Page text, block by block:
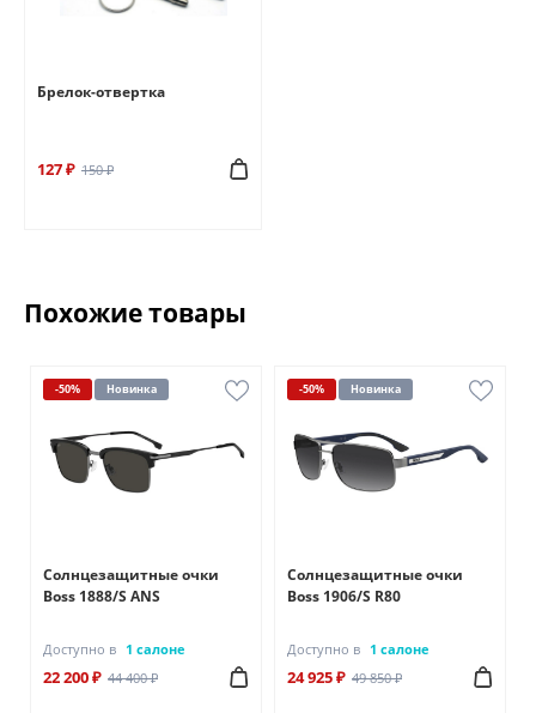
Брелок-отвертка
127 ₽ 150 ₽
Похожие товары
-50% Новинка
Солнцезащитные очки
Boss 1888/S ANS
Доступно в 1 салоне
22 200 ₽ 44 400 ₽
-50% Новинка
Солнцезащитные очки
Boss 1906/S R80
Доступно в 1 салоне
24 925 ₽ 49 850 ₽